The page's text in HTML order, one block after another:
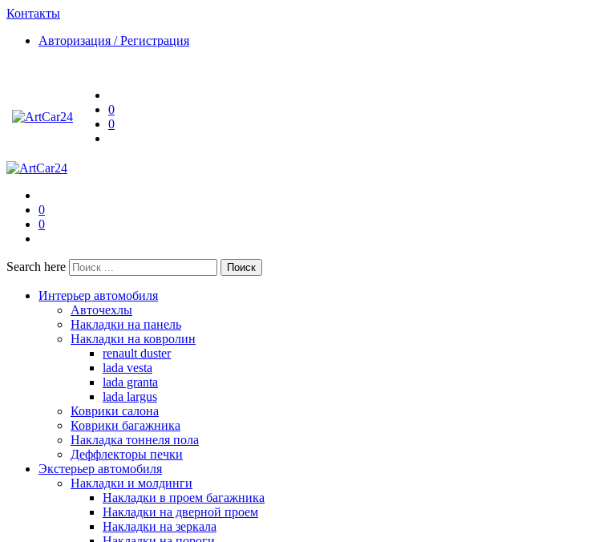
Контакты
Авторизация / Регистрация
0
0
0
0
Search here Поиск
Интерьер автомобиля
Авточехлы
Накладки на панель
Накладки на ковролин
renault duster
lada vesta
lada granta
lada largus
Коврики салона
Коврики багажника
Накладка тоннеля пола
Деффлекторы печки
Экстерьер автомобиля
Накладки и молдинги
Накладки в проем багажника
Накладки на дверной проем
Накладки на зеркала